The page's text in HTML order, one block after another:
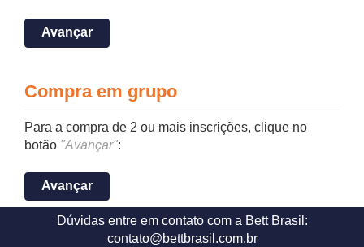
Avançar
Compra em grupo
Para a compra de 2 ou mais inscrições, clique no
botão "Avançar":
Avançar
Dúvidas entre em contato com a Bett Brasil:
contato@bettbrasil.com.br